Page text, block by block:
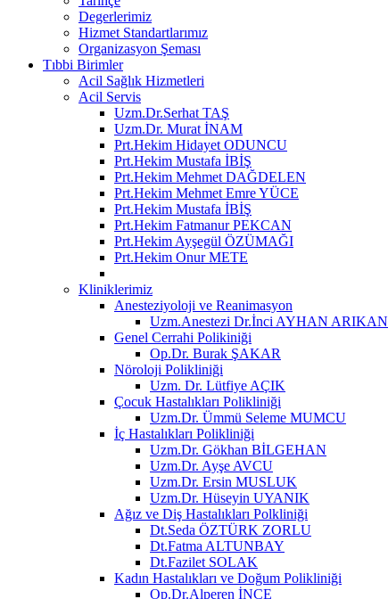
Degerlerimiz
Hizmet Standartlarımız
Organizasyon Şeması
Tıbbi Birimler
Acil Sağlık Hizmetleri
Acil Servis
Uzm.Dr.Serhat TAŞ
Uzm.Dr. Murat İNAM
Prt.Hekim Hidayet ODUNCU
Prt.Hekim Mustafa İBİŞ
Prt.Hekim Mehmet DAĞDELEN
Prt.Hekim Mehmet Emre YÜCE
Prt.Hekim Mustafa İBİŞ
Prt.Hekim Fatmanur PEKCAN
Prt.Hekim Ayşegül ÖZÜMAĞI
Prt.Hekim Onur METE
Kliniklerimiz
Anesteziyoloji ve Reanimasyon
Uzm.Anestezi Dr.İnci AYHAN ARIKAN
Genel Cerrahi Polikiniği
Op.Dr. Burak ŞAKAR
Nöroloji Polikliniği
Uzm. Dr. Lütfiye AÇIK
Çocuk Hastalıkları Polikliniği
Uzm.Dr. Ümmü Seleme MUMCU
İç Hastalıkları Polikliniği
Uzm.Dr. Gökhan BİLGEHAN
Uzm.Dr. Ayşe AVCU
Uzm.Dr. Ersin MUSLUK
Uzm.Dr. Hüseyin UYANIK
Ağız ve Diş Hastalıkları Polkliniği
Dt.Seda ÖZTÜRK ZORLU
Dt.Fatma ALTUNBAY
Dt.Fazilet SOLAK
Kadın Hastalıkları ve Doğum Polikliniği
Op.Dr.Alperen İNCE